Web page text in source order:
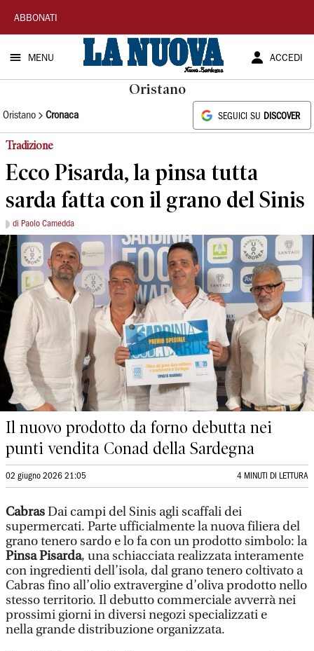
La
Nuova
Sardegna
ABBONATI
MENU ACCEDI
Oristano
Oristano Cronaca SEGUICI SU DISCOVER
Tradizione
Ecco Pisarda, la pinsa tutta
sarda fatta con il grano del Sinis
di Paolo Camedda
Il nuovo prodotto da forno debutta nei
punti vendita Conad della Sardegna
02 giugno 2026 21:05 4 MINUTI DI LETTURA
CabrasDai campi del Sinis agli scaffali dei
supermercati. Parte ufficialmente la nuova filiera del
grano tenero sardo e lo fa con un prodotto simbolo: la
Pinsa Pisarda, una schiacciata realizzata interamente
con ingredienti dell’isola, dal grano tenero coltivato a
Cabras fino all’olio extravergine d’oliva prodotto nello
stesso territorio. Il debutto commerciale avverrà nei
prossimi giorni in diversi negozi specializzati e
nella grande distribuzione organizzata.